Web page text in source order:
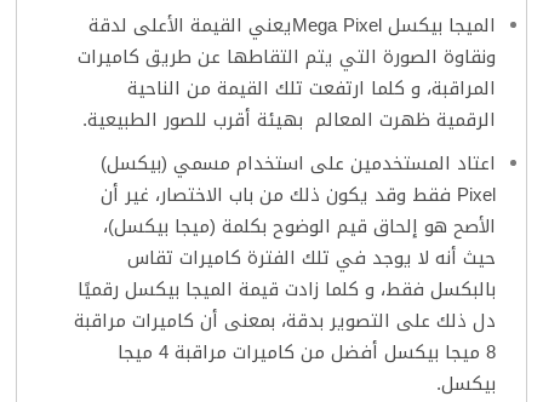
الميجا بيكسل Mega Pixelيعني القيمة الأعلى لدقة
ونقاوة الصورة التي يتم التقاطها عن طريق كاميرات
المراقبة، و كلما ارتفعت تلك القيمة من الناحية
الرقمية ظهرت المعالم بهيئة أقرب للصور الطبيعية.
اعتاد المستخدمين على استخدام مسمي (بيكسل)
Pixel فقط وقد يكون ذلك من باب الاختصار، غير أن
الأصح هو إلحاق قيم الوضوح بكلمة (ميجا بيكسل)،
حيث أنه لا يوجد في تلك الفترة كاميرات تقاس
بالبكسل فقط، و كلما زادت قيمة الميجا بيكسل رقميًا
دل ذلك على التصوير بدقة، بمعنى أن كاميرات مراقبة
8 ميجا بيكسل أفضل من كاميرات مراقبة 4 ميجا
بيكسل.